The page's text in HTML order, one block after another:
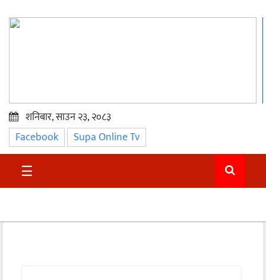
प्रमुख
समाचार
सुदुर
शनिबार, साउन २३, २०८३
Facebook Supa Online Tv
☰